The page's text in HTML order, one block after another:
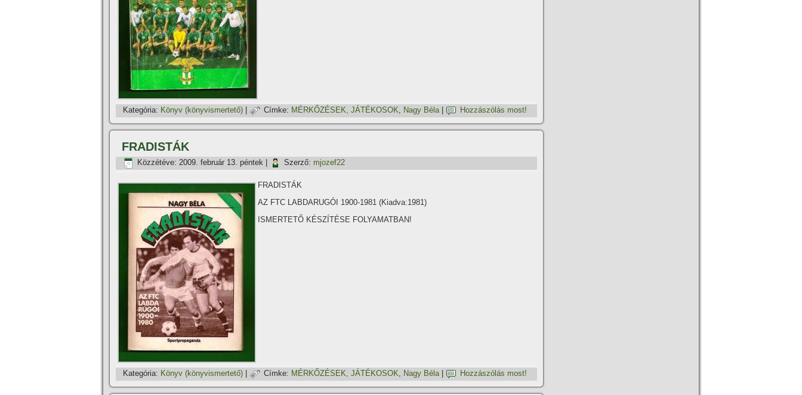
Kategória: Könyv (könyvismertető) Címke: MÉRKŐZÉSEK, JÁTÉKOSOK, Nagy Béla| Hozzászólás most!
FRADISTÁK
Közzétéve: 2009. február 13. péntek Szerző: mjozef22
FRADISTÁK
AZ FTC LABDARUGÓI 1900-1981 (Kiadva:1981)
ISMERTETŐ KÉSZÍTÉSE FOLYAMATBAN!
Kategória: Könyv (könyvismertető) Címke: MÉRKŐZÉSEK, JÁTÉKOSOK, Nagy Béla| Hozzászólás most!